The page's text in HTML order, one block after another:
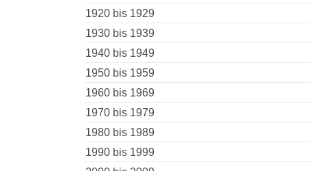
1920 bis 1929
1930 bis 1939
1940 bis 1949
1950 bis 1959
1960 bis 1969
1970 bis 1979
1980 bis 1989
1990 bis 1999